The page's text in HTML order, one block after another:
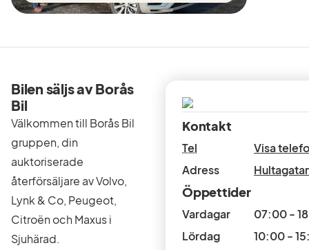
Bilen säljs av Borås
Bil
Välkommen till Borås Bil
gruppen, din
auktoriserade
återförsäljare av Volvo,
Lynk & Co, Peugeot,
Citroën och Maxus i
Sjuhärad.
Kontakt
Tel
Visa
Adress
Öppettider
Vardagar
07:00 -
Lördag
10:00 -